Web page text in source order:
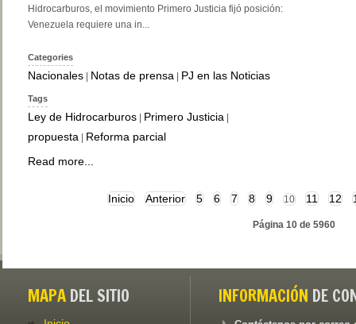
Hidrocarburos, el movimiento Primero Justicia fijó posición:
Venezuela requiere una in...
Categories
Nacionales Notas de prensa PJ en las Noticias
Tags
Ley de Hidrocarburos Primero Justicia
propuesta
Reforma parcial
Read more...
Inicio Anterior 5 6 7 8 9 10 11 12
Página 10 de 5960
MAPA DEL SITIO INFORMACIÓN DE